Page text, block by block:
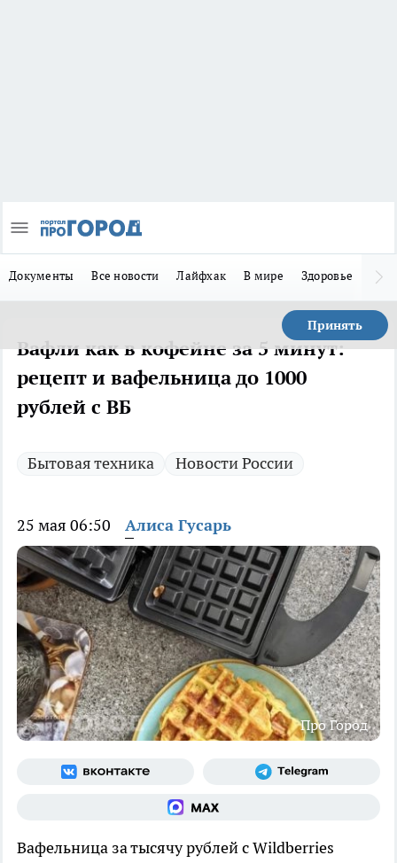
Документы Все новости Лайфхак В мире Здоровье
Принять
Вафли как в кофейне за 5 минут:
рецепт и вафельница до 1000
рублей с ВБ
Бытовая техника Новости России
25 мая 06:50 Алиса Гусарь
Про Город
Вафельница за тысячу рублей с Wildberries